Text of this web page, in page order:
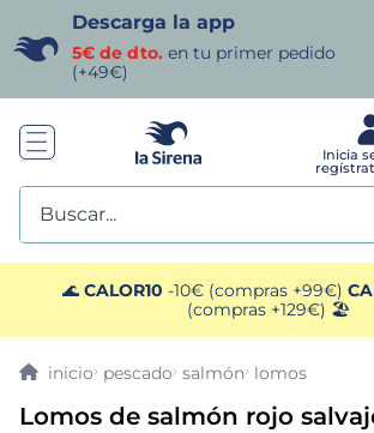
Descarga la app
5€ de dto. en tu primer pedido
(+49€)
Buscar...
🌊 CALOR10 -10€ (compras +99€)
(compras +129€) 🏖️
pescado salmón lomos
Lomos de salmón rojo
TÉRMINOS MÁS BUSCADOS
1. helados sirena